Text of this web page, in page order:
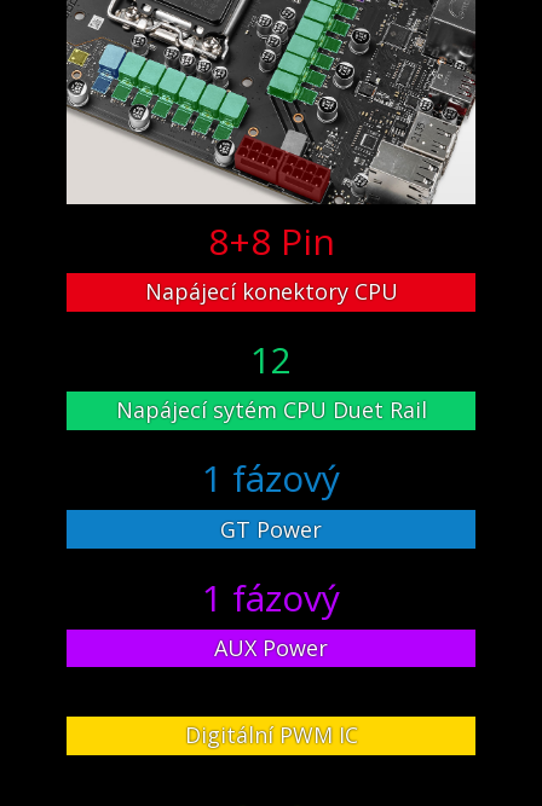
8+8 Pin
Napájecí konektory CPU
12
Napájecí sytém CPU Duet Rail
1 fázový
GT Power
1 fázový
AUX Power
Digitální PWM IC